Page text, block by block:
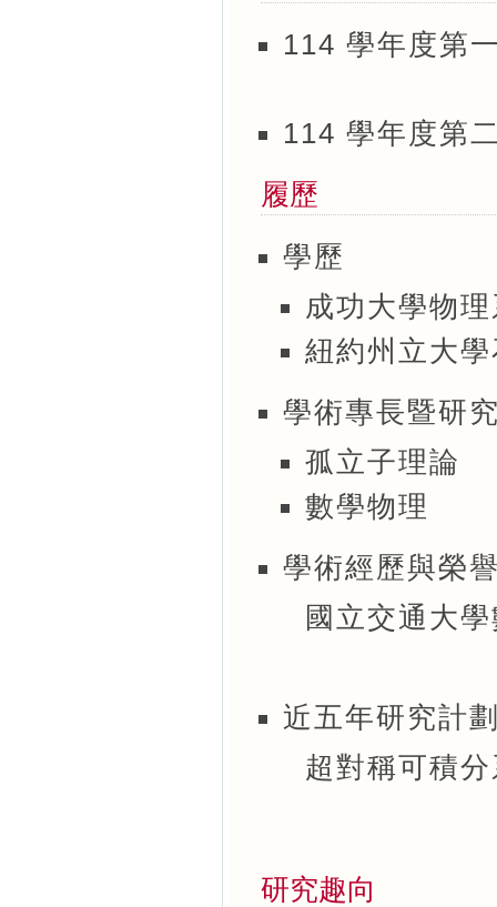
114 學年度第
114 學年度第
履歷
學歷
成功大學物
紐約州立大
學術專長暨研
孤立子理論
數學物理
學術經歷與榮
國立交通大
近五年研究計
超對稱可積
研究趣向